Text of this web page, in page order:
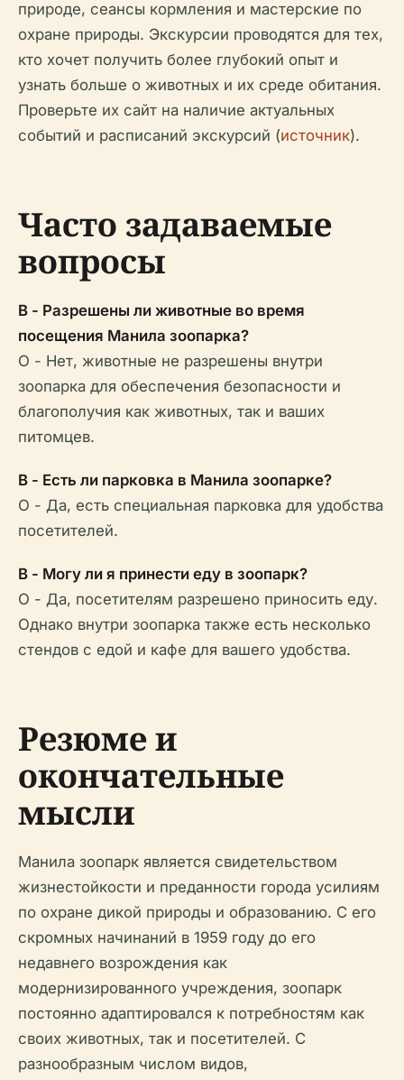
природе, сеансы кормления и мастерские по
охране природы. Экскурсии проводятся для тех,
кто хочет получить более глубокий опыт и
узнать больше о животных и их среде обитания.
Проверьте их сайт на наличие актуальных
событий и расписаний экскурсий (источник).
Часто задаваемые
вопросы
В - Разрешены ли животные во время
посещения Манила зоопарка?
О - Нет, животные не разрешены внутри
зоопарка для обеспечения безопасности и
благополучия как животных, так и ваших
питомцев.
В - Есть ли парковка в Манила зоопарке?
О - Да, есть специальная парковка для удобства
посетителей.
В - Могу ли я принести еду в зоопарк?
О - Да, посетителям разрешено приносить еду.
Однако внутри зоопарка также есть несколько
стендов с едой и кафе для вашего удобства.
Резюме и
окончательные
мысли
Манила зоопарк является свидетельством
жизнестойкости и преданности города усилиям
по охране дикой природы и образованию. С его
скромных начинаний в 1959 году до его
недавнего возрождения как
модернизированного учреждения, зоопарк
постоянно адаптировался к потребностям как
своих животных, так и посетителей. С
разнообразным числом видов,